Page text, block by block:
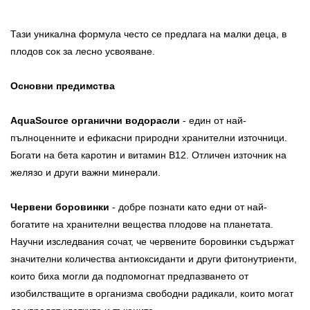
Тази уникална формула често се предлага на малки деца, в
плодов сок за лесно усвояване.
Основни предимства
AquaSource органични водорасли - един от най-
пълноценните и ефикасни природни хранителни източници.
Богати на бета каротин и витамин В12. Отличен източник на
желязо и други важни минерали.
Червени боровинки - добре познати като едни от най-
богатите на хранителни вещества плодове на планетата.
Научни изследвания сочат, че червените боровинки съдържат
значителни количества антиоксиданти и други фитонутриенти,
които биха могли да подпомогнат предпазването от
изобилстващите в организма свободни радикали, които могат